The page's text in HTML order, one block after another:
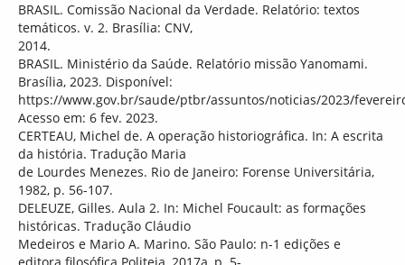
BRASIL. Comissão Nacional da Verdade. Relatório: textos
temáticos. v. 2. Brasília: CNV,
2014.
BRASIL. Ministério da Saúde. Relatório missão Yanomami.
Brasília, 2023. Disponível:
https://www.gov.br/saude/ptbr/assuntos/noticias/2023/
Acesso em: 6 fev. 2023.
CERTEAU, Michel de. A operação historiográfica. In: A escrita
da história. Tradução Maria
de Lourdes Menezes. Rio de Janeiro: Forense Universitária,
1982, p. 56-107.
DELEUZE, Gilles. Aula 2. In: Michel Foucault: as formações
históricas. Tradução Cláudio
Medeiros e Mario A. Marino. São Paulo: n-1 edições e